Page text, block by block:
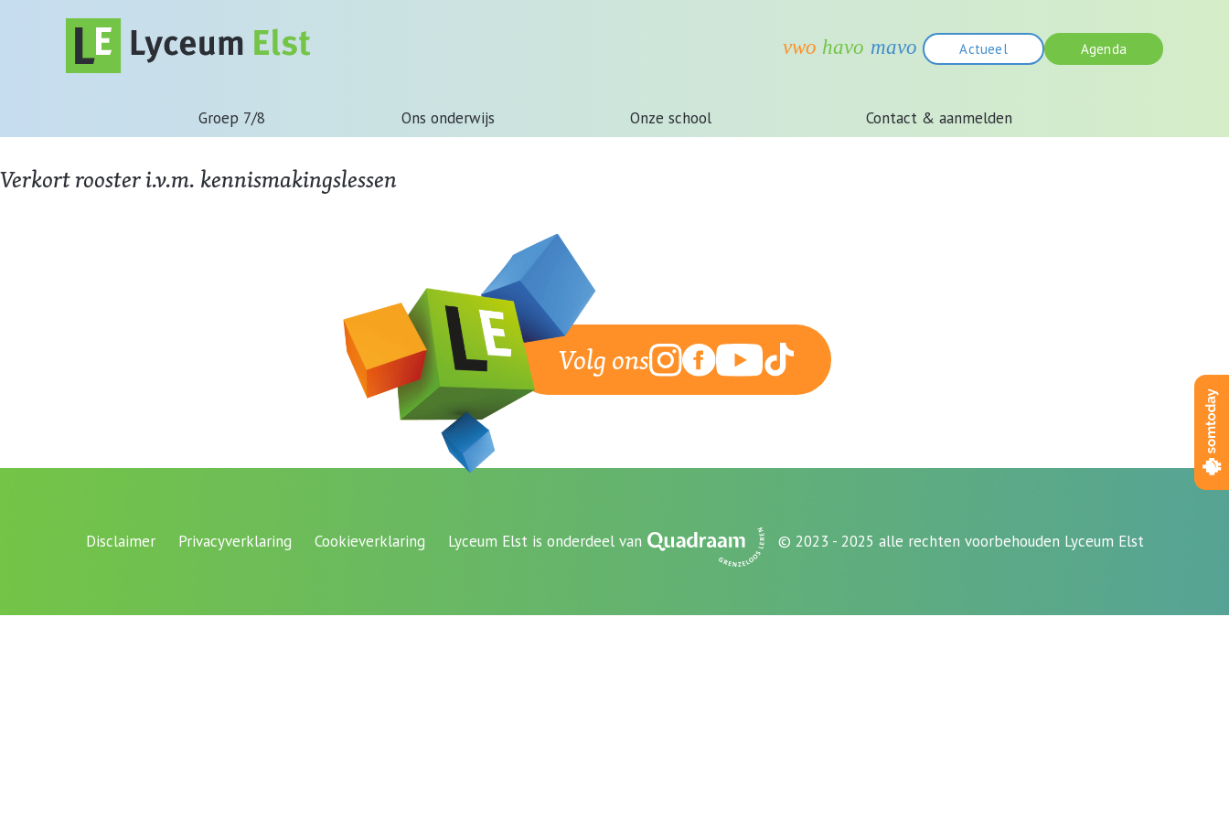
Actueel Agenda
Groep 7/8 Ons onderwijs Onze school Contact & aanmelden
Verkort rooster i.v.m. kennismakingslessen
Volg ons
Disclaimer Privacyverklaring Cookieverklaring Lyceum Elst is onderdeel van © 2023 - 2025 alle rechten voorbehouden Lyceum Elst